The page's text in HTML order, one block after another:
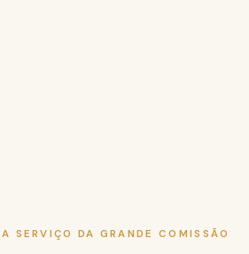
SERVIÇO DA GRANDE COMISSÃO